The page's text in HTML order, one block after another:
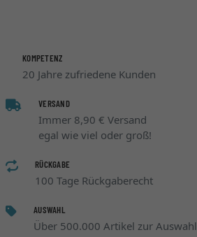
KOMPETENZ
20 Jahre zufriedene Kunden
VERSAND
Immer 8,90 € Versand
egal wie viel oder groß!
RÜCKGABE
100 Tage Rückgaberecht
AUSWAHL
Über 500.000 Artikel zur Auswahl